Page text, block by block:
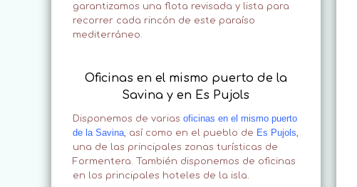
garantizamos una flota revisada y lista para
recorrer cada rincón de este paraíso
mediterráneo.
Oficinas en el mismo puerto de la
Savina y en Es Pujols
Disponemos de varias oficinas en el mismo puerto
de la Savina, así como en el pueblo de Es Pujols,
una de las principales zonas turísticas de
Formentera. También disponemos de oficinas
en los principales hoteles de la isla.